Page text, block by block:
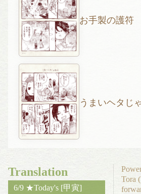
お手製の護符
うまいヘタじ
Translation
6/9 ★Today's [甲寅]
Tora